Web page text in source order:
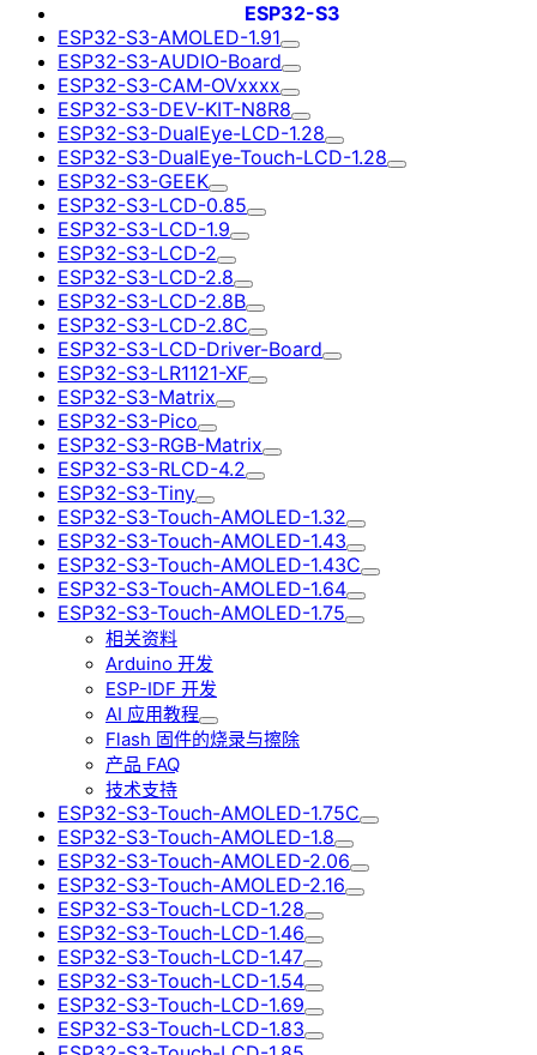
ESP32-S3
ESP32-S3-AMOLED-1.91
ESP32-S3-AUDIO-Board
ESP32-S3-CAM-OVxxxx
ESP32-S3-DEV-KIT-N8R8
ESP32-S3-DualEye-LCD-1.28
ESP32-S3-DualEye-Touch-LCD-1.28
ESP32-S3-GEEK
ESP32-S3-LCD-0.85
ESP32-S3-LCD-1.9
ESP32-S3-LCD-2
ESP32-S3-LCD-2.8
ESP32-S3-LCD-2.8B
ESP32-S3-LCD-2.8C
ESP32-S3-LCD-Driver-Board
ESP32-S3-LR1121-XF
ESP32-S3-Matrix
ESP32-S3-Pico
ESP32-S3-RGB-Matrix
ESP32-S3-RLCD-4.2
ESP32-S3-Tiny
ESP32-S3-Touch-AMOLED-1.32
ESP32-S3-Touch-AMOLED-1.43
ESP32-S3-Touch-AMOLED-1.43C
ESP32-S3-Touch-AMOLED-1.64
ESP32-S3-Touch-AMOLED-1.75
相关资料
Arduino 开发
ESP-IDF 开发
AI 应用教程
Flash 固件的烧录与擦除
产品 FAQ
技术支持
ESP32-S3-Touch-AMOLED-1.75C
ESP32-S3-Touch-AMOLED-1.8
ESP32-S3-Touch-AMOLED-2.06
ESP32-S3-Touch-AMOLED-2.16
ESP32-S3-Touch-LCD-1.28
ESP32-S3-Touch-LCD-1.46
ESP32-S3-Touch-LCD-1.47
ESP32-S3-Touch-LCD-1.54
ESP32-S3-Touch-LCD-1.69
ESP32-S3-Touch-LCD-1.83